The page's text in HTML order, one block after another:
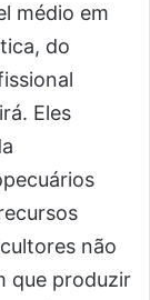
médio em
do
Eles
não
que produzir